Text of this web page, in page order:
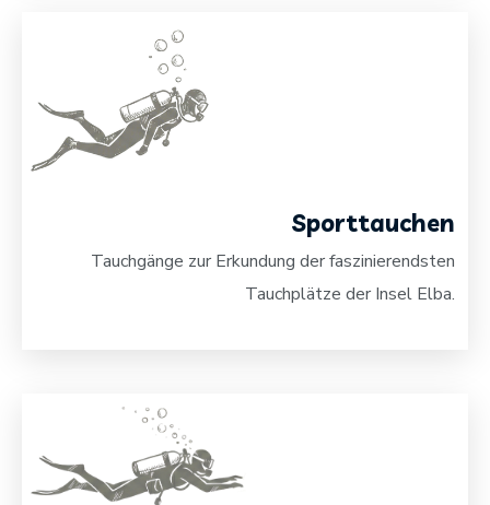
Sporttauchen
Tauchgänge zur Erkundung der faszinierendsten
Tauchplätze der Insel Elba.